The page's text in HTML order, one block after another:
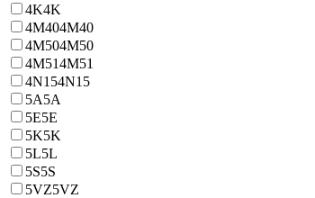
4K4K
4M404M40
4M504M50
4M514M51
4N154N15
5A5A
5E5E
5K5K
5L5L
5S5S
5VZ5VZ